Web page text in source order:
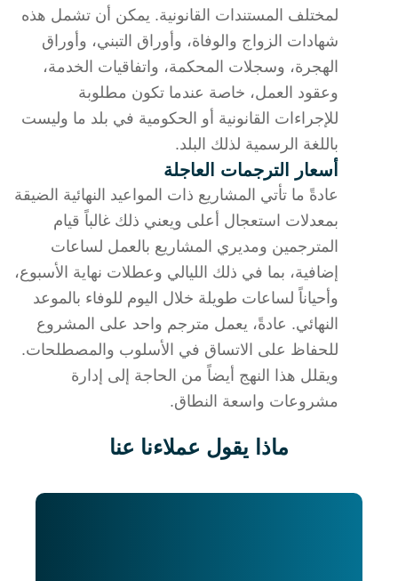
لمختلف المستندات القانونية. يمكن أن تشمل هذه
شهادات الزواج والوفاة، وأوراق التبني، وأوراق
الهجرة، وسجلات المحكمة، واتفاقيات الخدمة،
وعقود العمل، خاصة عندما تكون مطلوبة
للإجراءات القانونية أو الحكومية في بلد ما وليست
باللغة الرسمية لذلك البلد.
أسعار الترجمات العاجلة
عادةً ما تأتي المشاريع ذات المواعيد النهائية الضيقة
بمعدلات استعجال أعلى ويعني ذلك غالباً قيام
المترجمين ومديري المشاريع بالعمل لساعات
إضافية، بما في ذلك الليالي وعطلات نهاية الأسبوع،
وأحياناً لساعات طويلة خلال اليوم للوفاء بالموعد
النهائي. عادةً، يعمل مترجم واحد على المشروع
للحفاظ على الاتساق في الأسلوب والمصطلحات.
ويقلل هذا النهج أيضاً من الحاجة إلى إدارة
مشروعات واسعة النطاق.
ماذا يقول عملاءنا عنا